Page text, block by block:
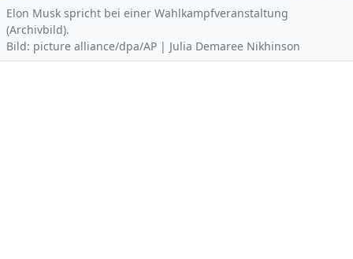
Elon Musk spricht bei einer Wahlkampfveranstaltung
(Archivbild).
Bild: picture alliance/dpa/AP | Julia Demaree Nikhinson